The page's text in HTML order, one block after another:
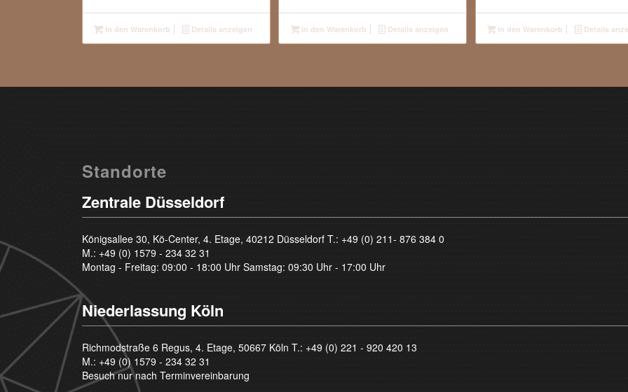
In den Warenkorb Details anzeigen In den Warenkorb Details anzeigen In den Warenkorb Details
Standorte
Zentrale Düsseldorf
Königsallee 30, Kö-Center, 4. Etage, 40212 Düsseldorf T.: +49 (0) 211- 876 384 0
M.: +49 (0) 1579 - 234 32 31
Montag - Freitag: 09:00 - 18:00 Uhr Samstag: 09:30 Uhr - 17:00 Uhr
Niederlassung Köln
Richmodstraße 6 Regus, 4. Etage, 50667 Köln T.: +49 (0) 221 - 920 420 13
M.: +49 (0) 1579 - 234 32 31
Besuch nur nach Terminvereinbarung